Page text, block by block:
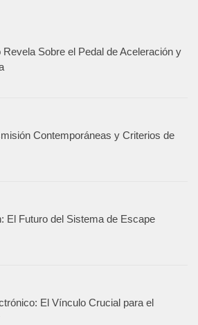
Sobre el Pedal de Aceleración y
Contemporáneas y Criterios de
El Futuro del Sistema de Escape
El Vínculo Crucial para el